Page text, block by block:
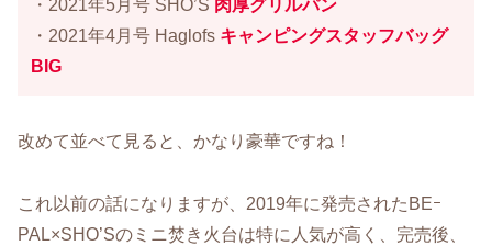
・2021年5月号 SHO’S 肉厚グリルパン
・2021年4月号 Haglofs キャンピングスタッフバッグ
BIG
改めて並べて見ると、かなり豪華ですね！
これ以前の話になりますが、2019年に発売されたBEｰ
PAL×SHO’Sのミニ焚き火台は特に人気が高く、完売後、